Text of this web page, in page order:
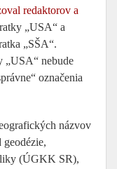
redaktorov a
„USA“ a
„SŠA“.
„USA“ nebude
označenia
názvov
(ÚGKK SR),